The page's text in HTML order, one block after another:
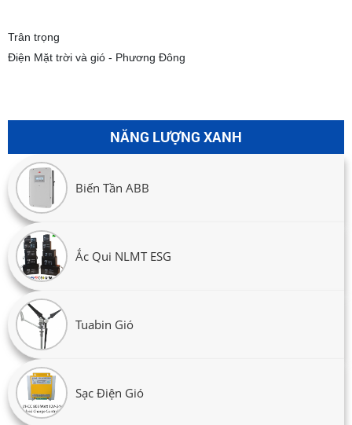
Trân trọng
Điện Mặt trời và gió - Phương Đông
NĂNG LƯỢNG XANH
Biến Tần ABB
Ắc Qui NLMT ESG
Tuabin Gió
Sạc Điện Gió